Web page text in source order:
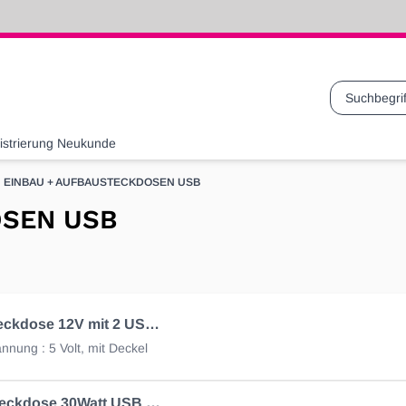
Suche
Neukunde
EINBAU + AUFBAUSTECKDOSEN USB
USB
Anbau Steckdose 12V mit 2 USB 5V, Anschl. 12/24V Eingang
: 5 Volt, mit Deckel
Einbau Steckdose 30Watt USB 3.0 und 4.0, 12/24V